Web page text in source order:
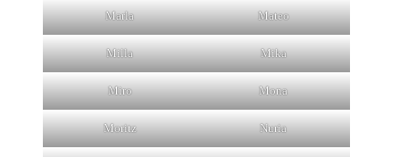
Marla Mateo
Milla Mika
Miro Mona
Moritz Nuria